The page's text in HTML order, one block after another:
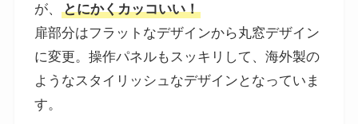
が、とにかくカッコいい！
扉部分はフラットなデザインから丸窓デザイン
に変更。操作パネルもスッキリして、海外製の
ようなスタイリッシュなデザインとなっていま
す。